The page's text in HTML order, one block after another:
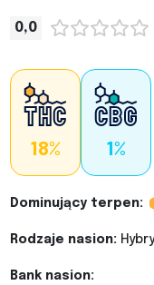
0,0
18% 1%
Dominujący terpen:
Rodzaje nasion:
Bank nasion: